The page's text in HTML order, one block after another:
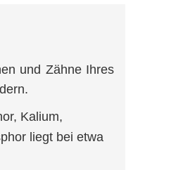
und Zähne Ihres
Kalium,
liegt bei etwa